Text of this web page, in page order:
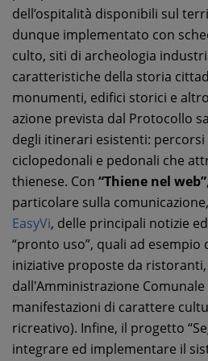
dell’ospitalità disponibili sul
dunque implementato con
culto, siti di archeologia
caratteristiche della storia
monumenti, edifici storici e
azione prevista dal Protocollo
degli itinerari esistenti:
ciclopedonali e pedonali che
thienese. Con “Thiene nel web”
particolare sulla
EasyVi, delle principali notizie
“pronto uso”, quali ad
iniziative proposte da
dall'Amministrazione Comunale
manifestazioni di carattere
ricreativo). Infine, il progetto
integrare ed implementare il